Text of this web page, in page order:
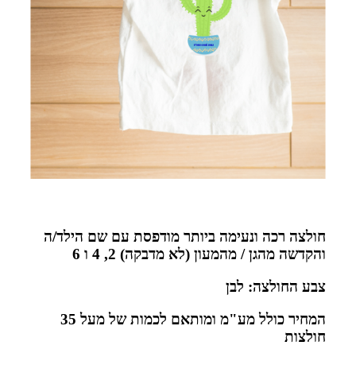
חולצה רכה ונעימה ביותר מודפסת עם שם הילד/ה
והקדשה מהגן / מהמעון (לא מדבקה) 2, 4 ו 6
צבע החולצה: לבן
המחיר כולל מע"מ ומותאם לכמות של מעל 35
חולצות